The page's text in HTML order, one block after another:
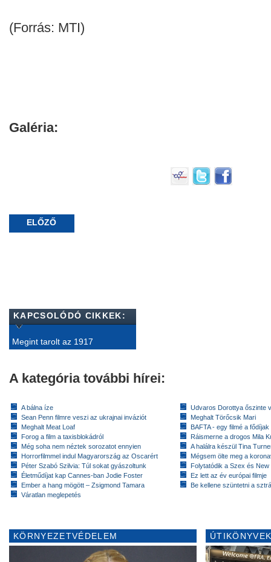
(Forrás: MTI)
Galéria:
ELŐZŐ
KAPCSOLÓDÓ CIKKEK:
Megint tarolt az 1917
A kategória további hírei:
A bálna íze
Sean Penn filmre veszi az ukrajnai inváziót
Meghalt Meat Loaf
Forog a film a taxisblokádról
Még soha nem néztek sorozatot ennyien
Horrorfilmmel indul Magyarország az Oscarért
Péter Szabó Szilvia: Túl sokat gyászoltunk
Életműdíjat kap Cannes-ban Jodie Foster
Ember a hang mögött – Zsigmond Tamara
Váratlan meglepetés
Udvaros Dorottya őszinte
Meghalt Törőcsik Mari
BAFTA - egy filmé a
Ráismerne a drogos Mila
A halálra készül Tina
Mégsem ölte meg a
Folytatódik a Szex és New
Ez lett az év európai filmje
Be kellene szüntetni a
KÖRNYEZETVÉDELEM